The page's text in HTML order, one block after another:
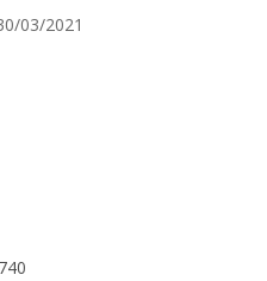
03/2021